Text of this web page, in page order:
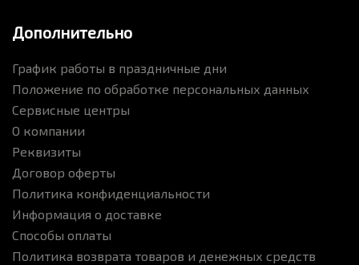
Дополнительно
График работы в праздничные дни
Положение по обработке персональных данных
Сервисные центры
О компании
Реквизиты
Договор оферты
Политика конфиденциальности
Информация о доставке
Способы оплаты
Политика возврата товаров и денежных средств